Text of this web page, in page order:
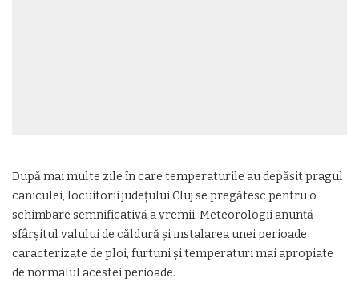
După mai multe zile în care temperaturile au depășit pragul
caniculei, locuitorii județului Cluj se pregătesc pentru o
schimbare semnificativă a vremii. Meteorologii anunță
sfârșitul valului de căldură și instalarea unei perioade
caracterizate de ploi, furtuni și temperaturi mai apropiate
de normalul acestei perioade.